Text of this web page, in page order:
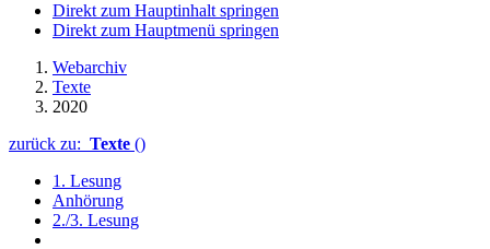
Direkt zum Hauptinhalt springen
Direkt zum Hauptmenü springen
Webarchiv
Texte
2020
zurück zu: Texte ()
1. Lesung
Anhörung
2./3. Lesung